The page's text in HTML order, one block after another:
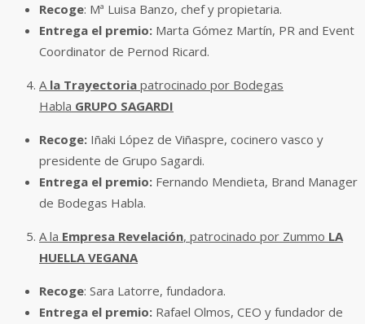
Recoge: Mª Luisa Banzo, chef y propietaria.
Entrega el premio: Marta Gómez Martín, PR and Event
Coordinator de Pernod Ricard.
A la Trayectoria patrocinado por Bodegas
Habla GRUPO SAGARDI
Recoge: Iñaki López de Viñaspre, cocinero vasco y
presidente de Grupo Sagardi.
Entrega el premio: Fernando Mendieta, Brand Manager
de Bodegas Habla.
A la Empresa Revelación, patrocinado por Zummo LA
HUELLA VEGANA
Recoge: Sara Latorre, fundadora.
Entrega el premio: Rafael Olmos, CEO y fundador de